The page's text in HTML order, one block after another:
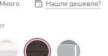
Нашли дешевле?